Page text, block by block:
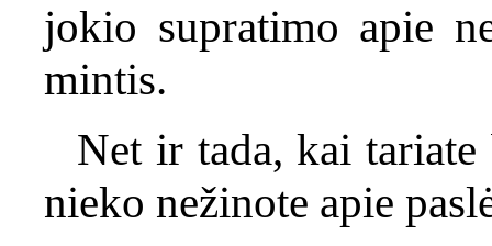
jokio supratimo apie
mintis.
Net ir tada, kai tariate
nieko nežinote apie